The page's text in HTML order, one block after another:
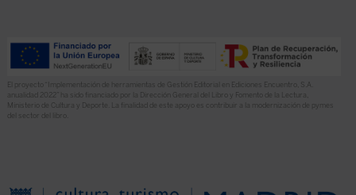
El proyecto “Implementación de herramientas de Gestión Editorial en Ediciones Encuentro, S.A.
anualidad 2022” ha sido financiado por la Dirección General del Libro y Fomento de la Lectura,
Ministerio de Cultura y Deporte. La finalidad de este apoyo es contribuir a la modernización de pymes
del sector del libro.